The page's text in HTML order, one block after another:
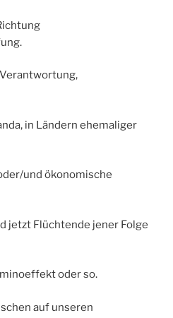
in Ländern ehemaliger
und ökonomische
jetzt Flüchtende jener Folge
oder so.
auf unseren